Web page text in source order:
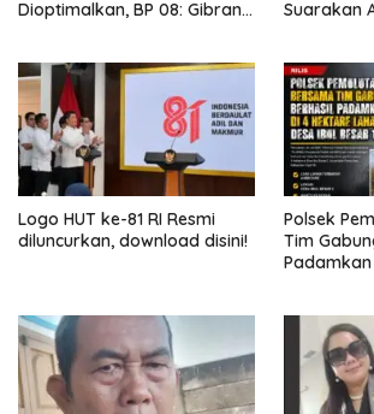
Dioptimalkan, BP 08: Gibran
Kesejahteraan Papua
Suarakan
Logo HUT ke-81 RI Resmi
diluncurkan, download disini!
Polsek
Tim